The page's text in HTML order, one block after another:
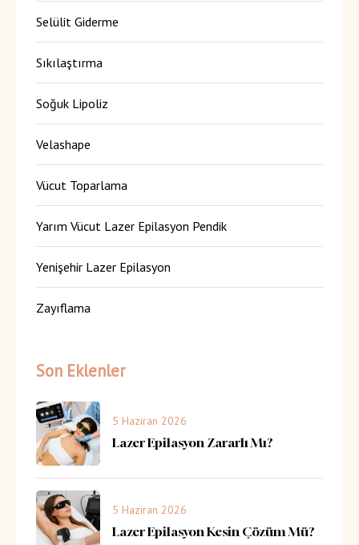
Selülit Giderme
Sıkılaştırma
Soğuk Lipoliz
Velashape
Vücut Toparlama
Yarım Vücut Lazer Epilasyon Pendik
Yenişehir Lazer Epilasyon
Zayıflama
Son Eklenler
5 Haziran 2026
Lazer Epilasyon Zararlı Mı?
5 Haziran 2026
Lazer Epilasyon Kesin Çözüm Mü?